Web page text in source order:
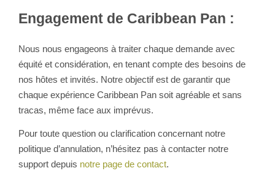
Engagement de Caribbean Pan :
Nous nous engageons à traiter chaque demande avec
équité et considération, en tenant compte des besoins de
nos hôtes et invités. Notre objectif est de garantir que
chaque expérience Caribbean Pan soit agréable et sans
tracas, même face aux imprévus.
Pour toute question ou clarification concernant notre
politique d’annulation, n’hésitez pas à contacter notre
support depuis notre page de contact.